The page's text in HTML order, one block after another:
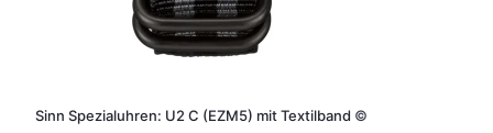
Sinn Spezialuhren: U2 C (EZM5) mit Textilband ©